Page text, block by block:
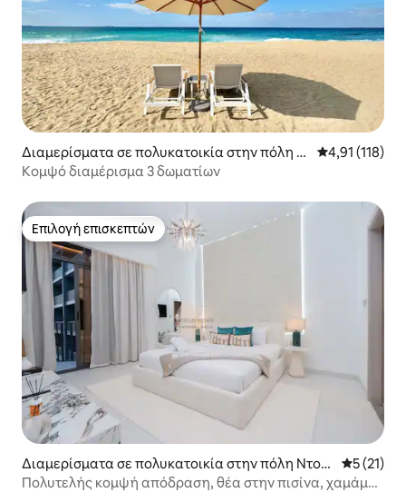
Διαμερίσματα σε πολυκατοικία στην πόλη Ν
τουμπάι
Μέση
4,91 (118)
Κομψό διαμέρισμα 3 δωματίων
Επιλογή επισκεπτών
Επιλογή επισκεπτών
Διαμερίσματα σε πολυκατοικία στην πόλη Ντου
μπάι
Μέση
5 (21)
Πολυτελής κομψή απόδραση, θέα στην πισίνα, χαμάμ